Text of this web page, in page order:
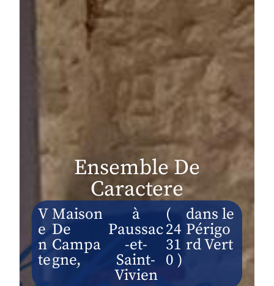
Ensemble De
Caractere
V
E
N
Te
Maison
De
Campa
Gne,
à
Paussac
-et-
Saint-
Vivien
(
24
31
0 )
dans le
Périgo
rd Vert